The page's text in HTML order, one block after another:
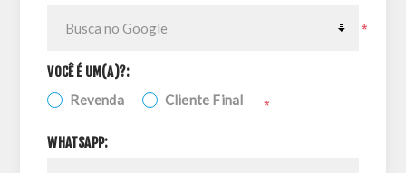
*
VOCÊ É UM(A)?:
Revenda Cliente Final *
WHATSAPP: